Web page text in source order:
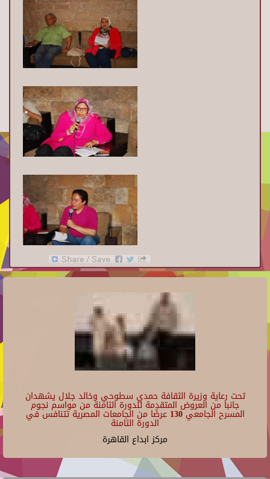
تحت رعاية وزيرة الثقافة حمدي سطوحي وخالد جلال يشهدان
جانبا من العروض المتقدمة للدورة الثامنة من مواسم نجوم
المسرح الجامعي 130 عرضًا من الجامعات المصرية تتنافس في
الدورة الثامنة
مركز ابداع القاهرة